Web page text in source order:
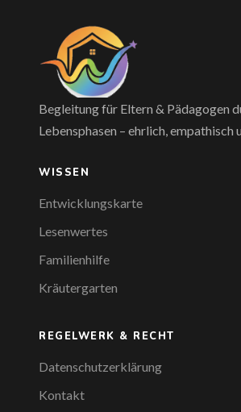
Begleitung für Eltern & Pädagogen
Lebensphasen – ehrlich, empathisch
WISSEN
Entwicklungskarte
Lesenwertes
Familienhilfe
Kräutergarten
REGELWERK & RECHT
Datenschutzerklärung
Kontakt